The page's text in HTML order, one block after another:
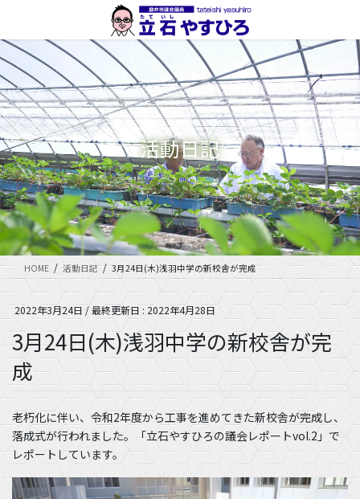
テ
ン
ツ
に
移
動
ゲ
ー
シ
ョ
ン
に
移
動
活動日記
HOME 活動日記 3月24日(木)浅羽中学の新校舎が完成
2022年3月24日/ 最終更新日 :2022年4月28日
3月24日(木)浅羽中学の新校舎が完
成
老朽化に伴い、令和2年度から工事を進めてきた新校舎が完成し、
落成式が行われました。「立石やすひろの議会レポートvol.2」で
レポートしています。